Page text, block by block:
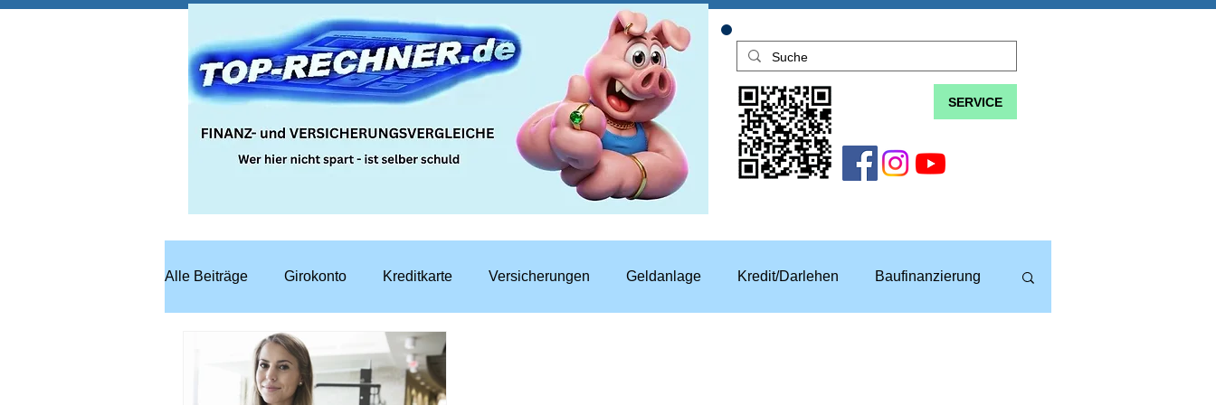
SERVICE
Alle Beiträge Girokonto Kreditkarte Versicherungen Geldanlage Kredit/Darlehen Baufinanzierung
Recht Bausparen